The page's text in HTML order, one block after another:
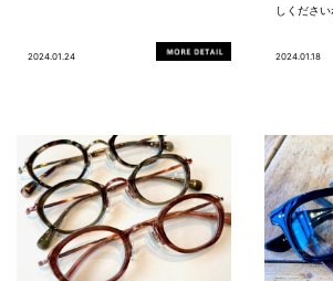
2024.01.24
しください
2024.01.18